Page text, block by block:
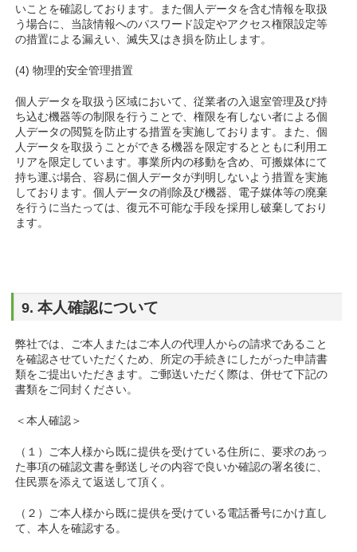
いことを確認しております。また個人データを含む情報を取扱
う場合に、当該情報へのパスワード設定やアクセス権限設定等
の措置による漏えい、滅失又はき損を防止します。
(4) 物理的安全管理措置
個人データを取扱う区域において、従業者の入退室管理及び持
ち込む機器等の制限を行うことで、権限を有しない者による個
人データの閲覧を防止する措置を実施しております。また、個
人データを取扱うことができる機器を限定するとともに利用エ
リアを限定しています。事業所内の移動を含め、可搬媒体にて
持ち運ぶ場合、容易に個人データが判明しないよう措置を実施
しております。個人データの削除及び機器、電子媒体等の廃棄
を行うに当たっては、復元不可能な手段を採用し破棄しており
ます。
9.本人確認について
弊社では、ご本人またはご本人の代理人からの請求であること
を確認させていただくため、所定の手続きにしたがった申請書
類をご提出いただきます。ご郵送いただく際は、併せて下記の
書類をご同封ください。
＜本人確認＞
（１）ご本人様から既に提供を受けている住所に、要求のあっ
た事項の確認文書を郵送しその内容で良いか確認の署名後に、
住民票を添えて返送して頂く。
（２）ご本人様から既に提供を受けている電話番号にかけ直し
て、本人を確認する。